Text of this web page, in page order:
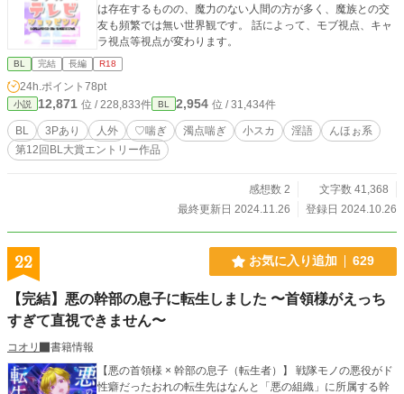
は存在するものの、魔力のない人間の方が多く、魔族との交
友も頻繁では無い世界観です。 話によって、モブ視点、キャ
ラ視点等視点が変わります。
BL 完結 長編 R18
24h.ポイント 78pt
小説 12,871 位 / 228,833件 BL 2,954 位 / 31,434件
BL 3Pあり 人外 ♡喘ぎ 濁点喘ぎ 小スカ 淫語
んほぉ系
第12回BL大賞エントリー作品
感想数 2
文字数 41,368
最終更新日 2024.11.26
登録日 2024.10.26
22 お気に入り追加 629
【完結】悪の幹部の息子に転生しました 〜首領様がえっち
すぎて直視できません〜
コオリ
書籍情報
【悪の首領様 × 幹部の息子（転生者）】 戦隊モノの悪役がド
性癖だったおれの転生先はなんと「悪の組織」に所属する幹